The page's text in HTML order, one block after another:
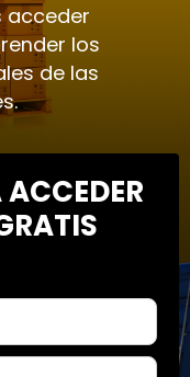
acceder
los
de las